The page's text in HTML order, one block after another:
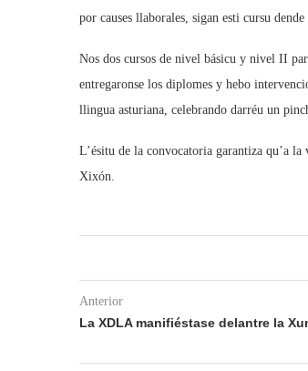
por causes llaborales, sigan esti cursu
Nos dos cursos de nivel básicu y nivel II
entregaronse los diplomes y hebo
llingua asturiana, celebrando darréu un
L’ésitu de la convocatoria garantiza qu’a
Xixón.
Anterior
La XDLA manifiéstase delantre la